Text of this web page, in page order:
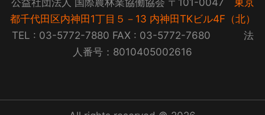
都千代田区内神田1丁目５－13 内神田TKビル4F（北）
TEL : 03-5772-7880 FAX : 03-5772-7680 法
人番号：8010405002616